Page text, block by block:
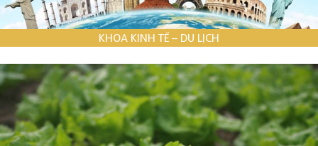
KHOA KINH TẾ – DU LỊCH